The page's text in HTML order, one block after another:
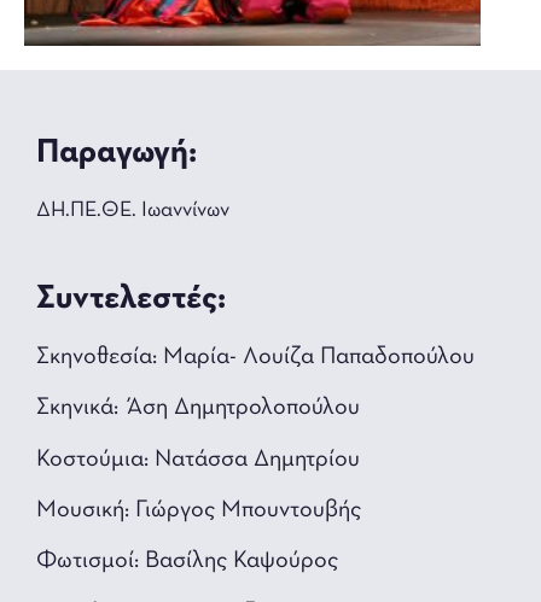
Παραγωγή:
ΔΗ.ΠΕ.ΘΕ. Ιωαννίνων
Συντελεστές:
Σκηνοθεσία: Μαρία- Λουίζα Παπαδοπούλου
Σκηνικά: Άση Δημητρολοπούλου
Κοστούμια: Νατάσσα Δημητρίου
Μουσική: Γιώργος Μπουντουβής
Φωτισμοί: Βασίλης Καψούρος